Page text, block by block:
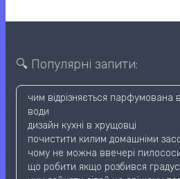
🔍 Популярні запити:
чим відрізняється парфумована
води
дизайн кухні в хрущовці
почистити килим домашніми
чому не можна ввечері
що робити якщо розбився